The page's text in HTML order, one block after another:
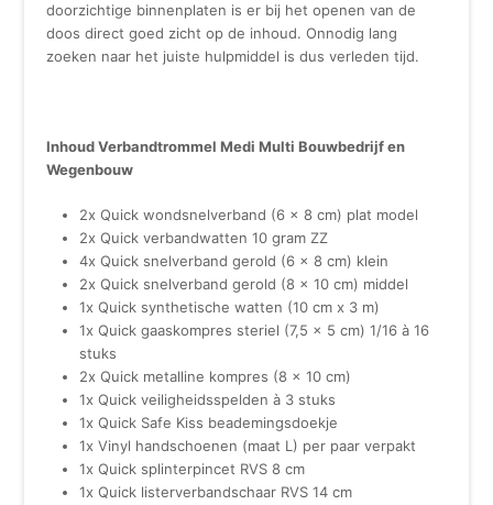
doorzichtige binnenplaten is er bij het openen van de
doos direct goed zicht op de inhoud. Onnodig lang
zoeken naar het juiste hulpmiddel is dus verleden tijd.
Inhoud Verbandtrommel Medi Multi Bouwbedrijf en
Wegenbouw
2x Quick wondsnelverband (6 x 8 cm) plat model
2x Quick verbandwatten 10 gram ZZ
4x Quick snelverband gerold (6 x 8 cm) klein
2x Quick snelverband gerold (8 x 10 cm) middel
1x Quick synthetische watten (10 cm x 3 m)
1x Quick gaaskompres steriel (7,5 x 5 cm) 1/16 à 16
stuks
2x Quick metalline kompres (8 x 10 cm)
1x Quick veiligheidsspelden à 3 stuks
1x Quick Safe Kiss beademingsdoekje
1x Vinyl handschoenen (maat L) per paar verpakt
1x Quick splinterpincet RVS 8 cm
1x Quick listerverbandschaar RVS 14 cm